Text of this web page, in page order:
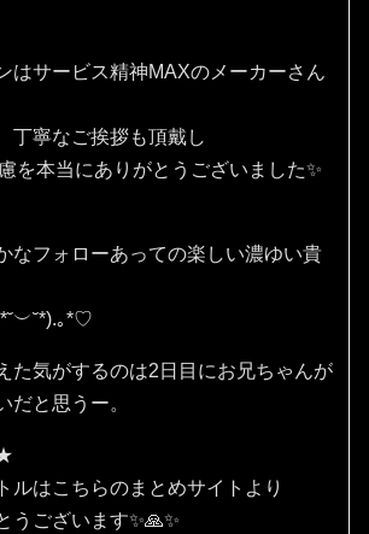
はサービス精神MAXのメーカーさん
丁寧なご挨拶も頂戴し
を本当にありがとうございました✨
なフォローあっての楽しい濃ゆい貴
｡⁠*⁠♡
た気がするのは2日目にお兄ちゃんが
だと思うー。
ルはこちらのまとめサイトより
うございます✨🙏✨